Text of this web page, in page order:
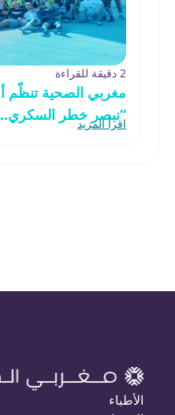
2 دقيقة للقراءة
مغربي الصحية تنظّم
“نبصر خطر السكري..
اقرأ المزيد
الأطباء